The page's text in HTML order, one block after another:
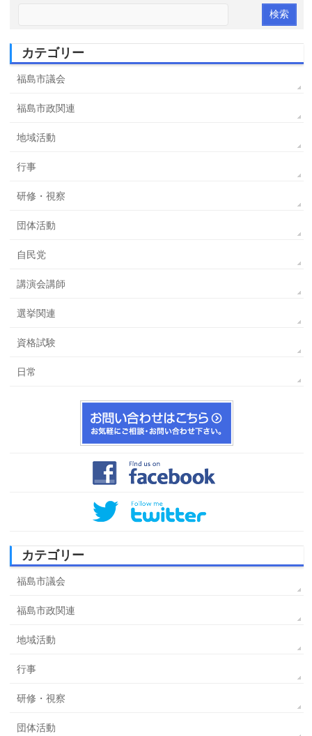
カテゴリー
福島市議会
福島市政関連
地域活動
行事
研修・視察
団体活動
自民党
講演会講師
選挙関連
資格試験
日常
カテゴリー
福島市議会
福島市政関連
地域活動
行事
研修・視察
団体活動